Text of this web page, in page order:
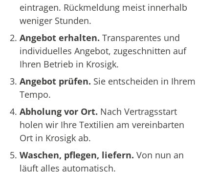
eintragen. Rückmeldung meist innerhalb
weniger Stunden.
Angebot erhalten. Transparentes und
individuelles Angebot, zugeschnitten auf
Ihren Betrieb in Krosigk.
Angebot prüfen. Sie entscheiden in Ihrem
Tempo.
Abholung vor Ort. Nach Vertragsstart
holen wir Ihre Textilien am vereinbarten
Ort in Krosigk ab.
Waschen, pflegen, liefern. Von nun an
läuft alles automatisch.